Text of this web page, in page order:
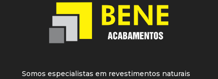
Somos especialistas em revestimentos naturais